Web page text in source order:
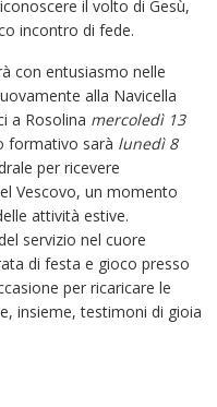
il volto di Gesù,
incontro di fede.
con entusiasmo nelle
alla Navicella
a Rosolina mercoledì 13
formativo sarà lunedì 8
per ricevere
Vescovo, un momento
attività estive.
servizio nel cuore
di festa e gioco presso
per ricaricare le
insieme, testimoni di gioia